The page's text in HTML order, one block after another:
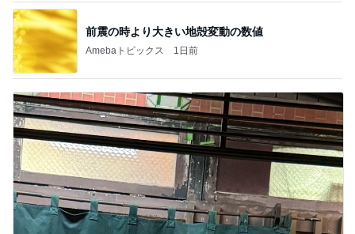
前震の時より大きい地殻変動の数値
Amebaトピックス 1日前